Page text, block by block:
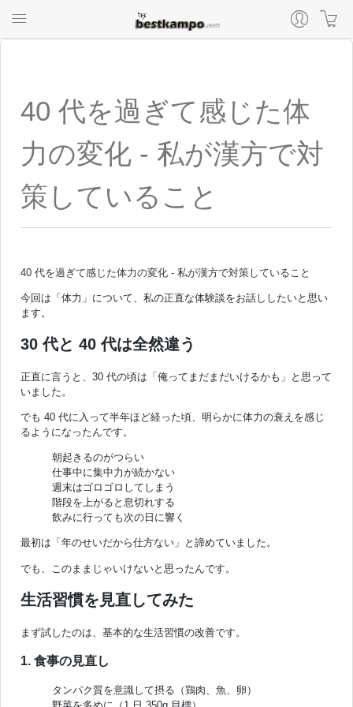
40 代を過ぎて感じた体
力の変化 - 私が漢方で対
策していること
40 代を過ぎて感じた体力の変化 - 私が漢方で対策していること
今回は「体力」について、私の正直な体験談をお話ししたいと思い
ます。
30 代と 40 代は全然違う
正直に言うと、30 代の頃は「俺ってまだまだいけるかも」と思って
いました。
でも 40 代に入って半年ほど経った頃、明らかに体力の衰えを感じ
るようになったんです。
朝起きるのがつらい
仕事中に集中力が続かない
週末はゴロゴロしてしまう
階段を上がると息切れする
飲みに行っても次の日に響く
最初は「年のせいだから仕方ない」と諦めていました。
でも、このままじゃいけないと思ったんです。
生活習慣を見直してみた
まず試したのは、基本的な生活習慣の改善です。
1. 食事の見直し
タンパク質を意識して摂る（鶏肉、魚、卵）